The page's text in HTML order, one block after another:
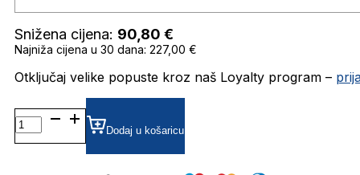
Snižena cijena: 90,80 €
Najniža cijena u 30 dana: 227,00 €
Otključaj velike popuste kroz naš Loyalty program –
TJ0056/S
ZRCALNE SUNČANE
NAOČALE
Dodaj u košaricu